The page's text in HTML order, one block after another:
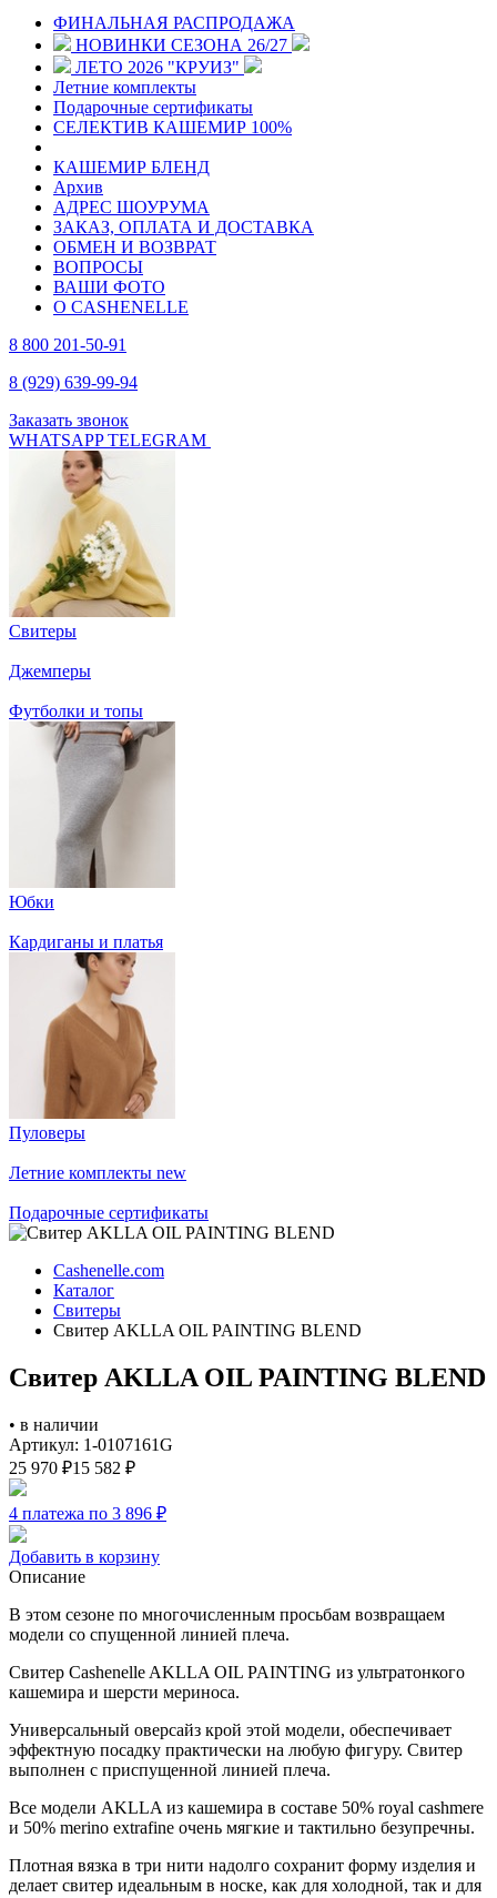
ФИНАЛЬНАЯ РАСПРОДАЖА
НОВИНКИ СЕЗОНА 26/27
ЛЕТО 2026 "КРУИЗ"
Летние комплекты
Подарочные сертификаты
СЕЛЕКТИВ КАШЕМИР 100%
КАШЕМИР БЛЕНД
Архив
АДРЕС ШОУРУМА
ЗАКАЗ, ОПЛАТА И ДОСТАВКА
ОБМЕН И ВОЗВРАТ
ВОПРОСЫ
ВАШИ ФОТО
О CASHENELLE
8 800 201-50-91
8 (929) 639-99-94
Заказать звонок
WHATSAPPTELEGRAM
Свитеры
Джемперы
Футболки и топы
Юбки
Кардиганы и платья
Пуловеры
Летние комплекты new
Подарочные сертификаты
Cashenelle.com
Каталог
Свитеры
Свитер AKLLA OIL PAINTING BLEND
Свитер AKLLA OIL PAINTING BLEND
• в наличии
Артикул: 1-0107161G
25 970 ₽15 582 ₽
4 платежа по 3 896 ₽
Добавить в корзину
Описание
В этом сезоне по многочисленным просьбам возвращаем
модели со спущенной линией плеча.
Свитер Cashenelle AKLLA OIL PAINTING из ультратонкого
кашемира и шерсти мериноса.
Универсальный оверсайз крой этой модели, обеспечивает
эффектную посадку практически на любую фигуру. Свитер
выполнен с приспущенной линией плеча.
Все модели AKLLA из кашемира в составе 50% royal cashmere
и 50% merino extrafine очень мягкие и тактильно безупречны.
Плотная вязка в три нити надолго сохранит форму изделия и
делает свитер идеальным в носке, как для холодной, так и для